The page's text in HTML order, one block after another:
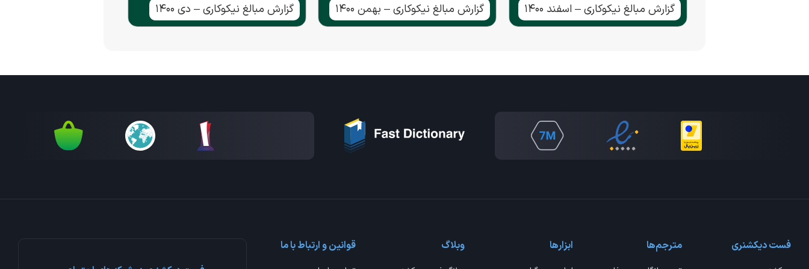
گزارش مبالغ نیکوکاری – اسفند ۱۴۰۰ گزارش مبالغ نیکوکاری – بهمن ۱۴۰۰ گزارش مبالغ نیکوکاری – دی ۱۴۰۰
فست دیکشنری مترجم‌ها ابزارها وبلاگ قوانین و ارتباط با ما